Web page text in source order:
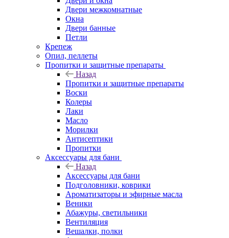
Двери межкомнатные
Окна
Двери банные
Петли
Крепеж
Опил, пеллеты
Пропитки и защитные препараты
Назад
Пропитки и защитные препараты
Воски
Колеры
Лаки
Масло
Морилки
Антисептики
Пропитки
Аксессуары для бани
Назад
Аксессуары для бани
Подголовники, коврики
Ароматизаторы и эфирные масла
Веники
Абажуры, светильники
Вентиляция
Вешалки, полки